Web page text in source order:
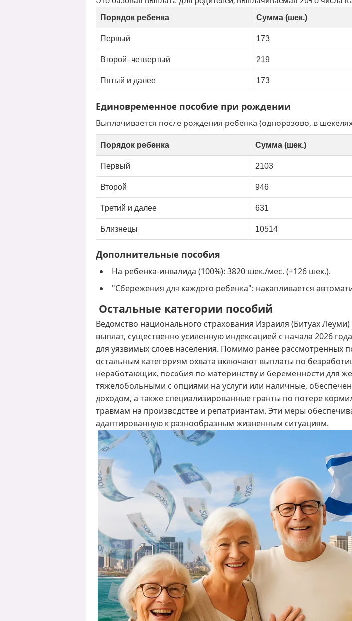
Порядок ребенка Сумма (шек.)
Первый 173
Второй–четвертый 219
Пятый и далее 173
Единовременное пособие при рождении
Выплачивается после рождения ребенка (одноразово, в
Порядок ребенка Сумма (шек.)
Первый 2103
Второй 946
Третий и далее 631
Близнецы 10514
Дополнительные пособия
На ребенка-инвалида (100%): 3820 шек./мес. (+126 шек.).
"Сбережения для каждого ребенка": накапливается
Остальные категории пособий
Ведомство национального страхования Израиля (Битуах
выплат, существенно усиленную индексацией с начала 2026
для уязвимых слоев населения. Помимо ранее рассмотренных
остальным категориям охвата включают выплаты по
неработающих, пособия по материнству и беременности для
тяжелобольными с опциями на услуги или наличные,
доходом, а также специализированные гранты по потере
травмам на производстве и репатриантам. Эти меры
адаптированную к разнообразным жизненным ситуациям.